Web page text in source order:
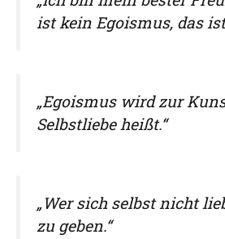
ist kein Egoismus, das
„Egoismus wird zur
Selbstliebe heißt.“
„Wer sich selbst nicht
zu geben.“